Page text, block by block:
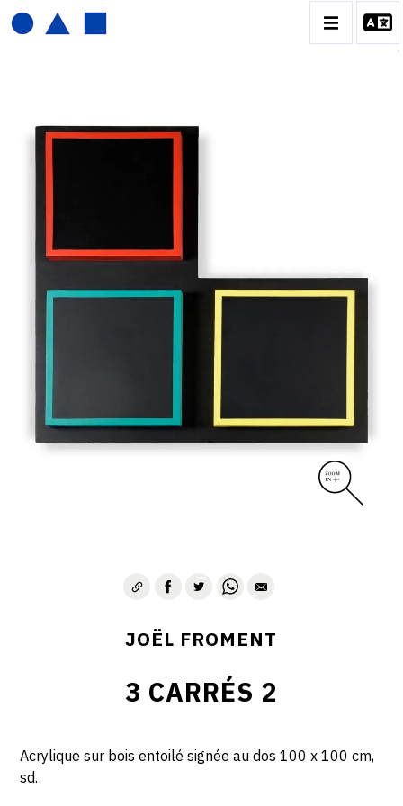
CATALOGUE DES OEUVRES
CONTACT
JOËL FROMENT
3 CARRÉS 2
Acrylique sur bois entoilé signée au dos 100 x 100 cm,
sd.